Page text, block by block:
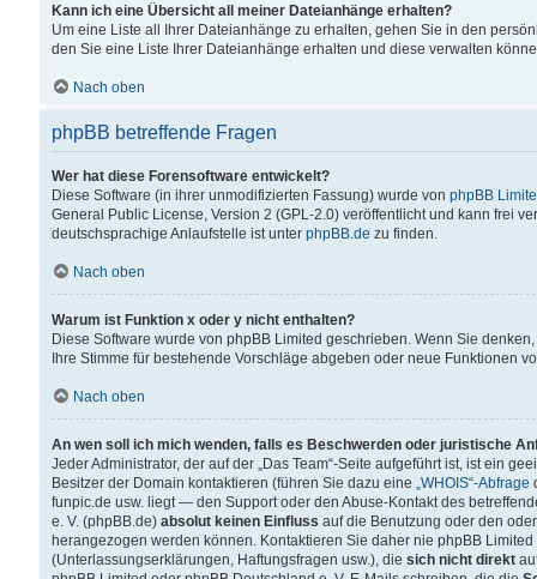
Kann ich eine Übersicht all meiner Dateianhänge erhalten?
Um eine Liste all Ihrer Dateianhänge zu erhalten, gehen Sie in den
den Sie eine Liste Ihrer Dateianhänge erhalten und diese verwalten
Nach oben
phpBB betreffende Fragen
Wer hat diese Forensoftware entwickelt?
Diese Software (in ihrer unmodifizierten Fassung) wurde von phpBB
General Public License, Version 2 (GPL-2.0) veröffentlicht und kann frei
deutschsprachige Anlaufstelle ist unter phpBB.de zu finden.
Nach oben
Warum ist Funktion x oder y nicht enthalten?
Diese Software wurde von phpBB Limited geschrieben. Wenn Sie
Ihre Stimme für bestehende Vorschläge abgeben oder neue Funktionen
Nach oben
An wen soll ich mich wenden, falls es Beschwerden oder juristische
Jeder Administrator, der auf der „Das Team“-Seite aufgeführt ist, ist ein
Besitzer der Domain kontaktieren (führen Sie dazu eine „WHOIS“-Abfrage
funpic.de usw. liegt — den Support oder den Abuse-Kontakt des
e. V. (phpBB.de) absolut keinen Einfluss auf die Benutzung oder den
herangezogen werden können. Kontaktieren Sie daher nie phpBB
(Unterlassungserklärungen, Haftungsfragen usw.), die sich nicht direkt